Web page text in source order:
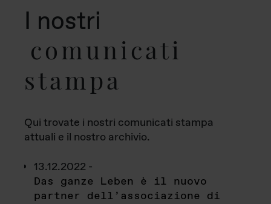
I nostri
comunicati
stampa
Qui trovate i nostri comunicati stampa
attuali e il nostro archivio.
13.12.2022 -
Das ganze Leben è il nuovo
partner dell’associazione di